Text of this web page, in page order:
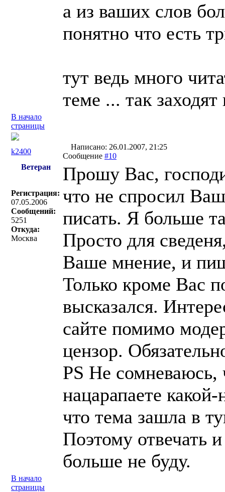
а из ваших слов
понятно что есть
тут ведь много
теме ... так заходят
В начало
страницы
k2400
Написано: 26.01.2007, 21:25
Сообщение #10
Ветеран
Регистрация:
07.05.2006
Сообщений:
5251
Откуда:
Москва
Прошу Вас,
что не спросил
писать. Я больше
Просто для
Ваше мнение, и
Только кроме Вас
высказался.
сайте помимо
цензор.
PS Не сомневаюсь,
нацарапаете
что тема зашла в
Поэтому отвечать
больше не буду.
В начало
страницы